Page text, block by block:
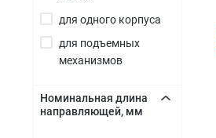
для одного корпуса
для подъемных
механизмов
Номинальная длина
направляющей, мм